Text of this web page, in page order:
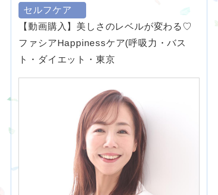
セルフケア
【動画購入】美しさのレベルが変わる♡
ファシアHappinessケア(呼吸力・バス
ト・ダイエット・東京